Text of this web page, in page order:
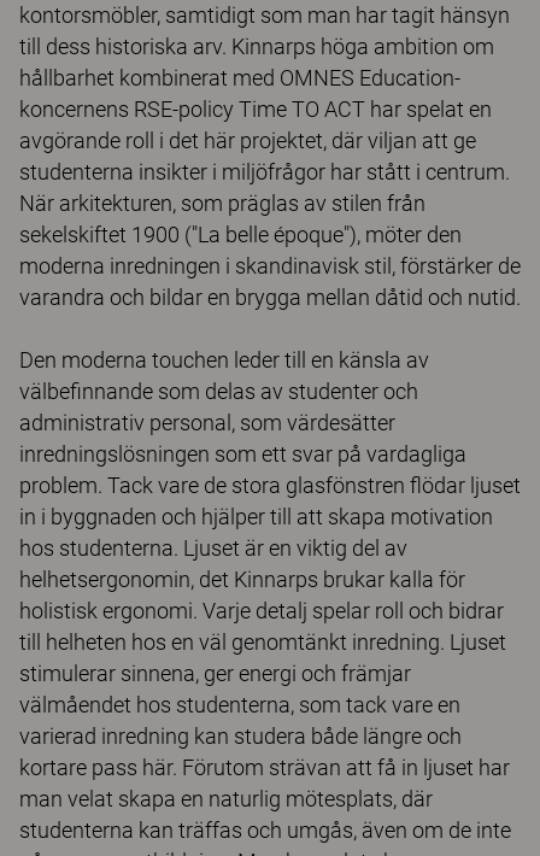
kontorsmöbler, samtidigt som man har tagit hänsyn
till dess historiska arv. Kinnarps höga ambition om
hållbarhet kombinerat med OMNES Education-
koncernens RSE-policy Time TO ACT har spelat en
avgörande roll i det här projektet, där viljan att ge
studenterna insikter i miljöfrågor har stått i centrum.
När arkitekturen, som präglas av stilen från
sekelskiftet 1900 ("La belle époque"), möter den
moderna inredningen i skandinavisk stil, förstärker de
varandra och bildar en brygga mellan dåtid och nutid.
Den moderna touchen leder till en känsla av
välbefinnande som delas av studenter och
administrativ personal, som värdesätter
inredningslösningen som ett svar på vardagliga
problem. Tack vare de stora glasfönstren flödar ljuset
in i byggnaden och hjälper till att skapa motivation
hos studenterna. Ljuset är en viktig del av
helhetsergonomin, det Kinnarps brukar kalla för
holistisk ergonomi. Varje detalj spelar roll och bidrar
till helheten hos en väl genomtänkt inredning. Ljuset
stimulerar sinnena, ger energi och främjar
välmåendet hos studenterna, som tack vare en
varierad inredning kan studera både längre och
kortare pass här. Förutom strävan att få in ljuset har
man velat skapa en naturlig mötesplats, där
studenterna kan träffas och umgås, även om de inte